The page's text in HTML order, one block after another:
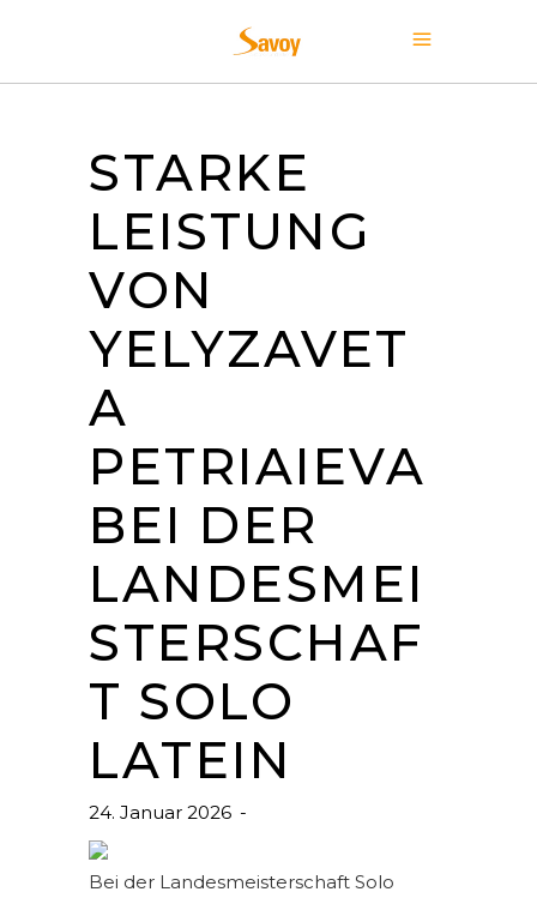
STARKE
LEISTUNG
VON
YELYZAVET
A
PETRIAIEVA
BEI DER
LANDESMEI
STERSCHAF
T SOLO
LATEIN
24. Januar 2026
Bei der Landesmeisterschaft Solo